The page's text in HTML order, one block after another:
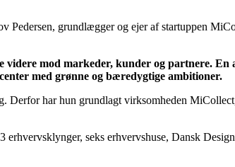
Pedersen, grundlægger og ejer af startuppen
mod markeder, kunder og partnere.
med grønne og bæredygtige ambitioner.
har hun grundlagt virksomheden
seks erhvervshuse, Dansk